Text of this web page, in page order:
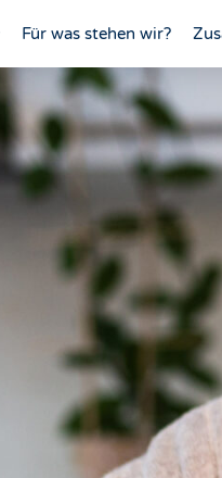
Für was stehen wir?